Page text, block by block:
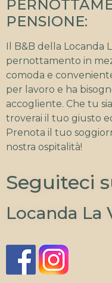
PENSIONE:
Il B&B della Locanda
pernottamento in
comoda e
per lavoro e ha
accogliente. Che tu
troverai il tuo giusto
Prenota il tuo
nostra ospitalità!
Seguiteci
Locanda La